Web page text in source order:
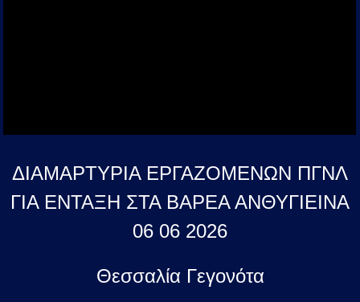
ΔΙΑΜΑΡΤΥΡΙΑ ΕΡΓΑΖΟΜΕΝΩΝ ΠΓΝΛ
ΓΙΑ ΕΝΤΑΞΗ ΣΤΑ ΒΑΡΕΑ ΑΝΘΥΓΙΕΙΝΑ
06 06 2026
Θεσσαλία Γεγονότα